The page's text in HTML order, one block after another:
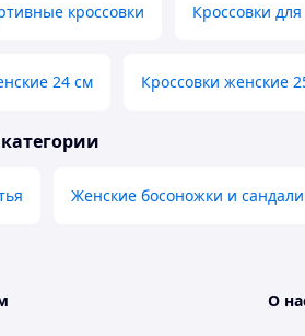
кроссовки Кроссовки
24 см Кроссовки женские
Женские босоножки и
О